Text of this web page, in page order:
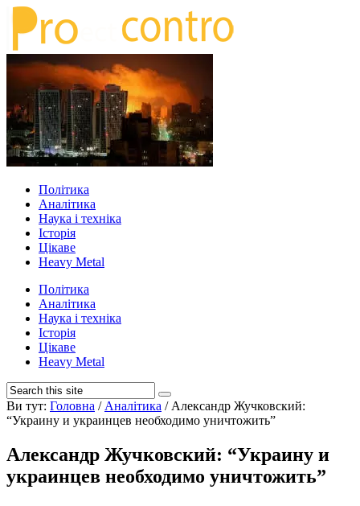
Політика
Аналітика
Наука і техніка
Історія
Цікаве
Heavy Metal
Політика
Аналітика
Наука і техніка
Історія
Цікаве
Heavy Metal
Ви тут: Головна / Аналітика / Александр Жучковский:
“Украину и украинцев необходимо уничтожить”
Александр Жучковский: “Украину и
украинцев необходимо уничтожить”